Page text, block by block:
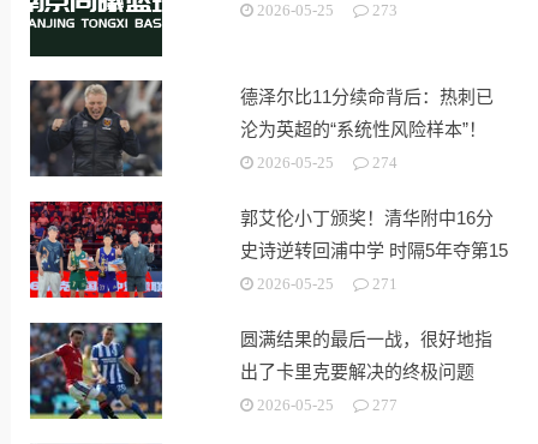
2026-05-25 273
德泽尔比11分续命背后：热刺已
沦为英超的“系统性风险样本”！
2026-05-25 274
郭艾伦小丁颁奖！清华附中16分
史诗逆转回浦中学 时隔5年夺第15
冠2026-05-25 271
圆满结果的最后一战，很好地指
出了卡里克要解决的终极问题
2026-05-25 277